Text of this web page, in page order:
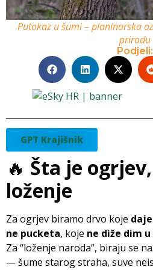
Putokaz u šumi – planinarska
prirodu
Podjeli:
GPT Krajišnik
🔥 Šta je
loženje
Za ogrjev biramo drvo koje
ne pucketa, koje ne diže dim u
Za “loženje naroda”, biraju se
— šume starog straha, suve